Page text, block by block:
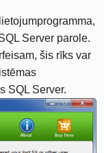
Server parole.
šis rīks var
SQL Server.